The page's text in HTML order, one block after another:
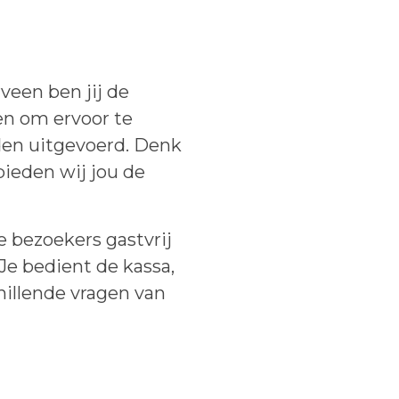
ben jij de
om ervoor te
uitgevoerd. Denk
wij jou de
bezoekers gastvrij
bedient de kassa,
vragen van